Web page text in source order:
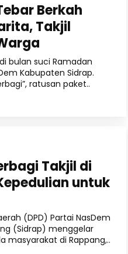
Berkah
Takjil
bulan suci Ramadan
Kabupaten Sidrap.
ratusan paket..
Takjil di
untuk
(DPD) Partai NasDem
(Sidrap) menggelar
masyarakat di Rappang,..